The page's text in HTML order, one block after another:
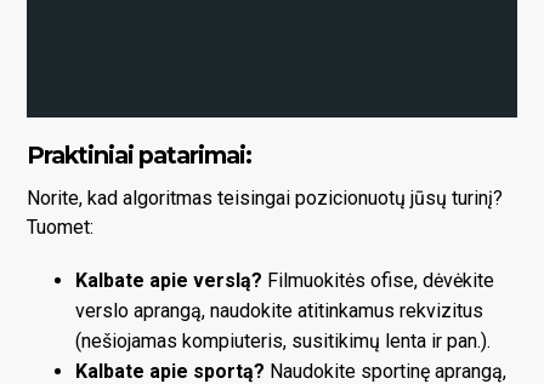
Praktiniai patarimai:
Norite, kad algoritmas teisingai pozicionuotų jūsų turinį?
Tuomet:
Kalbate apie verslą? Filmuokitės ofise, dėvėkite
verslo aprangą, naudokite atitinkamus rekvizitus
(nešiojamas kompiuteris, susitikimų lenta ir pan.).
Kalbate apie sportą? Naudokite sportinę aprangą,